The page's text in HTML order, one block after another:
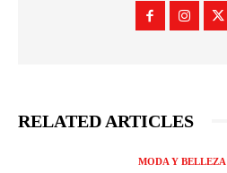
RELATED ARTICLES
MODA Y BELLEZA